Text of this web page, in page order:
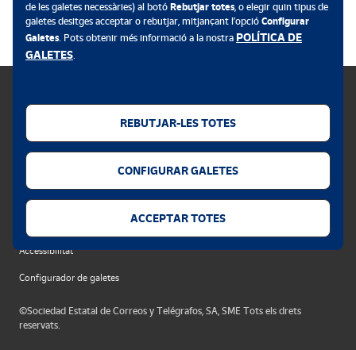
Política de galetes
Privacitat web
Accessibilitat
Configurador de galetes
©Sociedad Estatal de Correos y Telégrafos, SA, SME Tots els drets
reservats.
de les galetes necessàries) al botó Rebutjar totes, o elegir quin tipus de
galetes desitges acceptar o rebutjar, mitjançant l’opció Configurar
Galetes. Pots obtenir més informació a la nostra POLÍTICA DE
GALETES.
REBUTJAR-LES TOTES
CONFIGURAR GALETES
ACCEPTAR TOTES